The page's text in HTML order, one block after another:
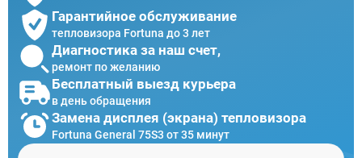
Гарантийное обслуживание
тепловизора Fortuna до 3 лет
Диагностика за наш счет,
ремонт по желанию
Бесплатный выезд курьера
в день обращения
Замена дисплея (экрана) тепловизора
Fortuna General 75S3 от 35 минут